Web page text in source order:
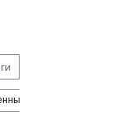
и маленьких детей